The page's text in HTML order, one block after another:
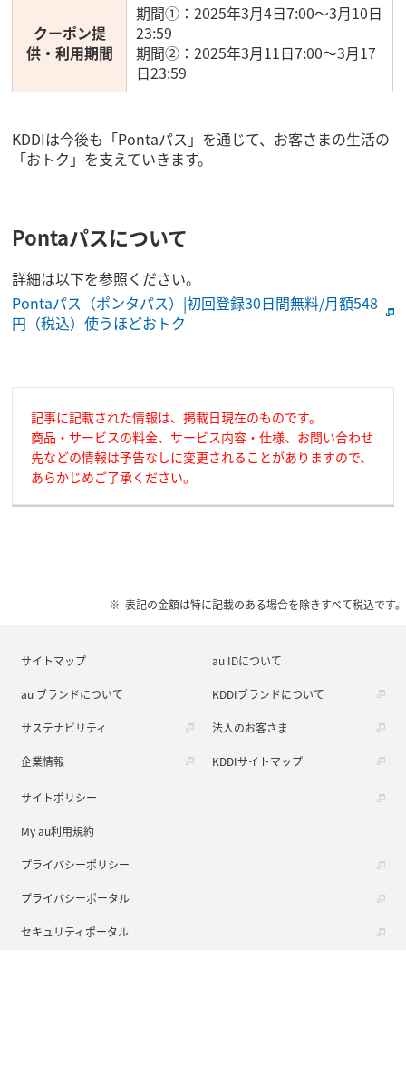
クーポン提
供・利用期間
期間①：2025年3月4日7:00～3月10日
23:59
期間②：2025年3月11日7:00～3月17
日23:59
KDDIは今後も「Pontaパス」を通じて、お客さまの生活の
「おトク」を支えていきます。
Pontaパスについて
詳細は以下を参照ください。
Pontaパス（ポンタパス）|初回登録30日間無料/月額548
円（税込）使うほどおトク
記事に記載された情報は、掲載日現在のものです。
商品・サービスの料金、サービス内容・仕様、お問い合わせ
先などの情報は予告なしに変更されることがありますので、
あらかじめご了承ください。
表記の金額は特に記載のある場合を除きすべて税込です。
サイトマップ au IDについて
au ブランドについて KDDIブランドについて
サステナビリティ 法人のお客さま
企業情報 KDDIサイトマップ
サイトポリシー
My au利用規約
プライバシーポリシー
プライバシーポータル
セキュリティポータル